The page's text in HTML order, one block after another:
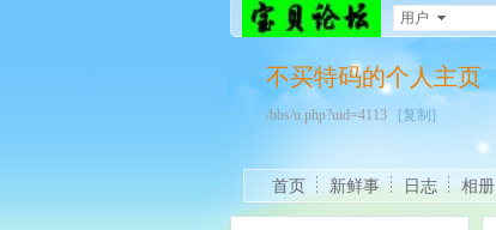
用户
不买特码的个人主页
/bbs/u.php?uid=4113 [复制]
首页 新鲜事 日志 相册